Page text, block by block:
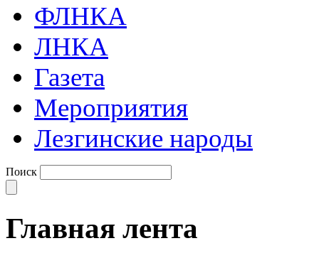
ФЛНКА
ЛНКА
Газета
Мероприятия
Лезгинские народы
Поиск
Главная лента